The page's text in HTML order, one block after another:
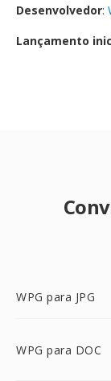
Desenvolvedor:
Lançamento
WPG para JPG
WPG para DOC